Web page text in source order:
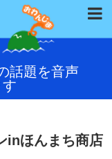
話題を音声
ほんまち商店